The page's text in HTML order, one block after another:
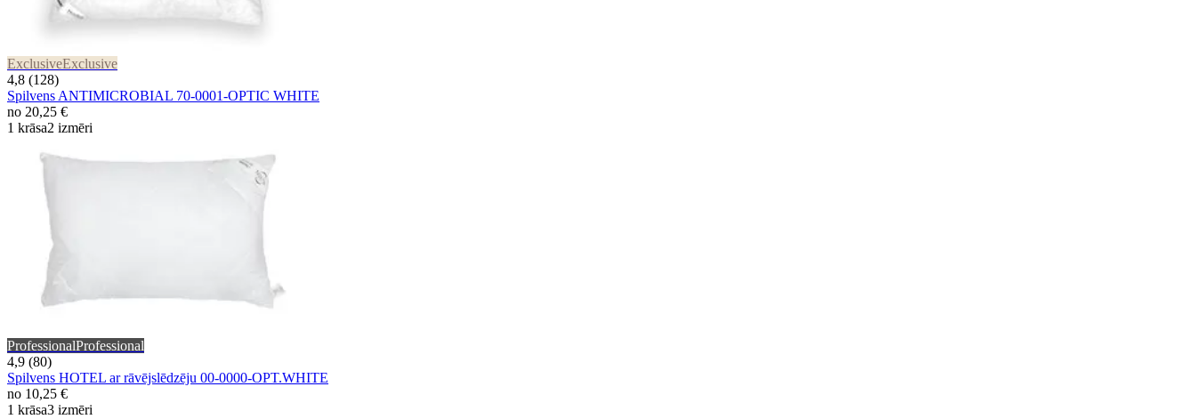
ExclusiveExclusive
4,8 (128)
Spilvens ANTIMICROBIAL 70-0001-OPTIC WHITE
no 20,25 €
1 krāsa2 izmēri
ProfessionalProfessional
4,9 (80)
Spilvens HOTEL ar rāvējslēdzēju 00-0000-OPT.WHITE
no 10,25 €
1 krāsa3 izmēri